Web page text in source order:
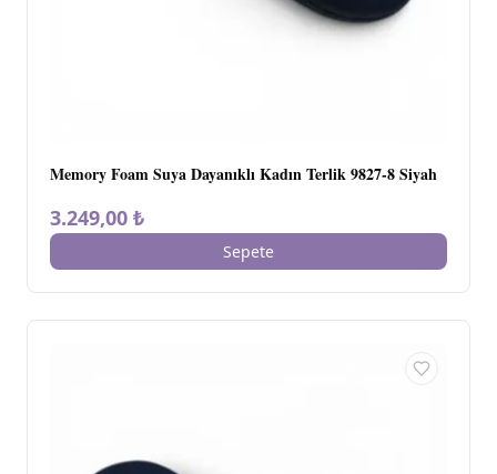
Memory Foam Suya Dayanıklı Kadın Terlik 9827-8 Siyah
3.249,00 ₺
Sepete